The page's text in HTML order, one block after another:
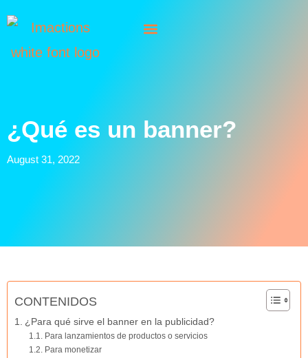
¿Qué es un banner?
August 31, 2022
CONTENIDOS
¿Para qué sirve el banner en la publicidad?
Para lanzamientos de productos o servicios
Para monetizar